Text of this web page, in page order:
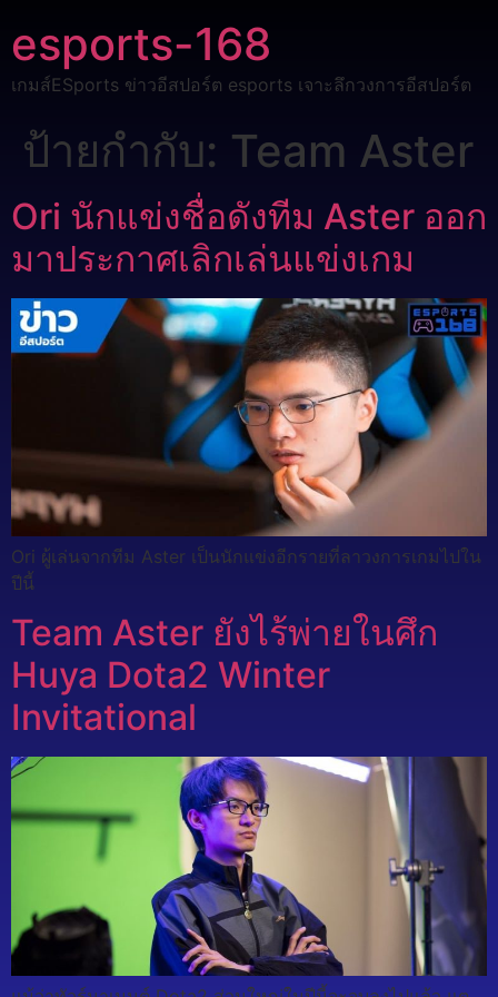
esports-168
เกมส์ESports ข่าวอีสปอร์ต esports เจาะลึกวงการอีสปอร์ต
ป้ายกำกับ: Team Aster
Ori นักแข่งชื่อดังทีม Aster ออก
มาประกาศเลิกเล่นแข่งเกม
Ori ผู้เล่นจากทีม Aster เป็นนักแข่งอีกรายที่ลาวงการเกมไปใน
ปีนี้
Team Aster ยังไร้พ่ายในศึก
Huya Dota2 Winter
Invitational